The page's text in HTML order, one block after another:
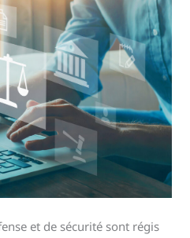
et de sécurité sont régis